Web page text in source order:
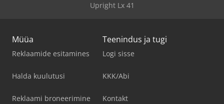
Upright Lx 41
Müüa
Reklaamide esitamines
Halda kuulutusi
Reklaami broneerimine
Teenindus ja tugi
Logi sisse
KKK/Abi
Kontakt